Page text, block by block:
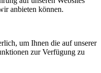
anbieten können.
um Ihnen die auf unserer
zur Verfügung zu